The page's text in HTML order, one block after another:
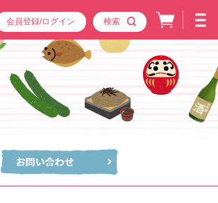
会員登録/ログイン 検索